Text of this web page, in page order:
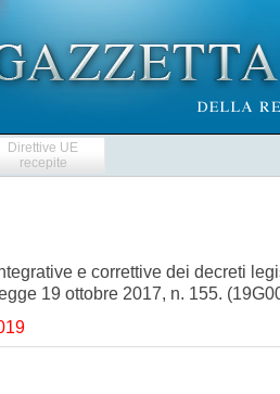
Direttive UE
recepite
e correttive dei decreti
19 ottobre 2017, n. 155.